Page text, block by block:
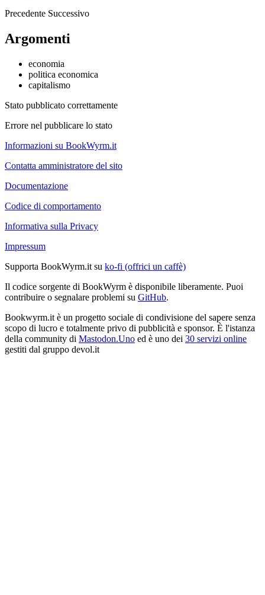
Precedente Successivo
Argomenti
economia
politica economica
capitalismo
Stato pubblicato correttamente
Errore nel pubblicare lo stato
Informazioni su BookWyrm.it
Contatta amministratore del sito
Documentazione
Codice di comportamento
Informativa sulla Privacy
Impressum
Supporta BookWyrm.it su ko-fi (offrici un caffè)
Il codice sorgente di BookWyrm è disponibile liberamente. Puoi
contribuire o segnalare problemi su GitHub.
Bookwyrm.it è un progetto sociale di condivisione del sapere senza
scopo di lucro e totalmente privo di pubblicità e sponsor. È l'istanza
della community di Mastodon.Uno ed è uno dei 30 servizi online
gestiti dal gruppo devol.it